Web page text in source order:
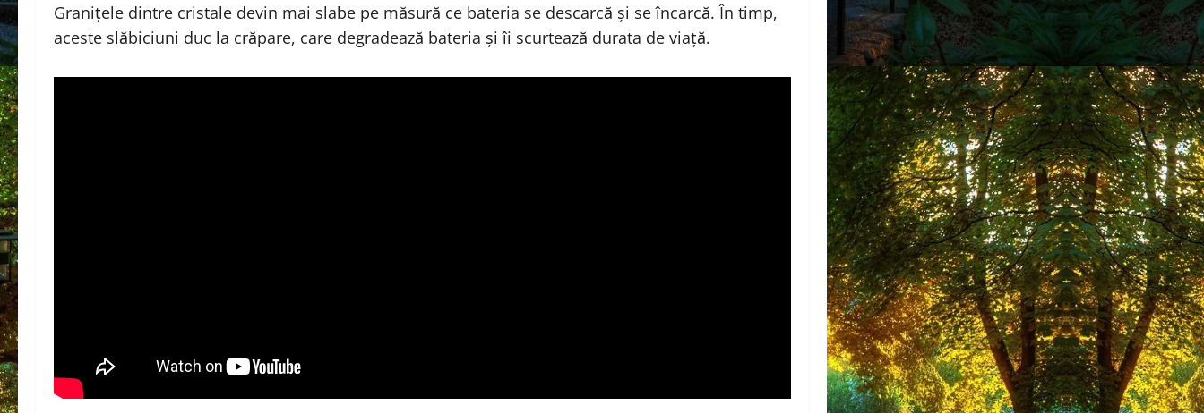
Granițele dintre cristale devin mai slabe pe măsură ce bateria se descarcă și se încarcă. În timp,
aceste slăbiciuni duc la crăpare, care degradează bateria și îi scurtează durata de viață.